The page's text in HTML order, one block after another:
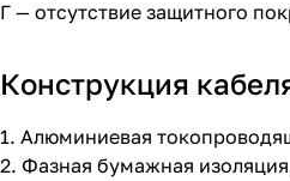
Г — отсутствие защитного
Конструкция
1. Алюминиевая
2. Фазная бумажная